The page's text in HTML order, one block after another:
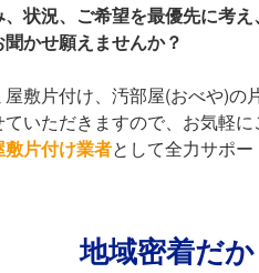
状況、ご希望を最優先に考え
かせ願えませんか？
屋敷片付け、汚部屋(おべや)の
いただきますので、お気軽に
片付け業者として全力サポー
地域密着だ